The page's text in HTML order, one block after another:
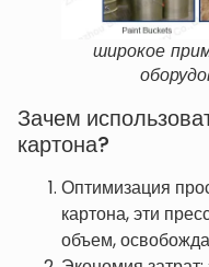
широкое
Зачем
картона?
Оптимизация
картона, эти
объем,